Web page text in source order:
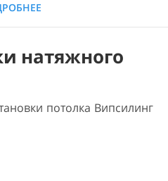
натяжного
потолка Випсилинг